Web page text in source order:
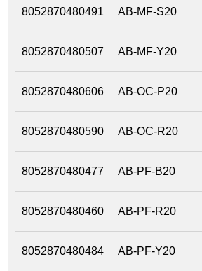
8052870480491 AB-MF-S20
8052870480507 AB-MF-Y20
8052870480606 AB-OC-P20
8052870480590 AB-OC-R20
8052870480477 AB-PF-B20
8052870480460 AB-PF-R20
8052870480484 AB-PF-Y20